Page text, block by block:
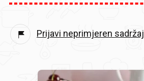
Prijavi neprimjeren sadržaj